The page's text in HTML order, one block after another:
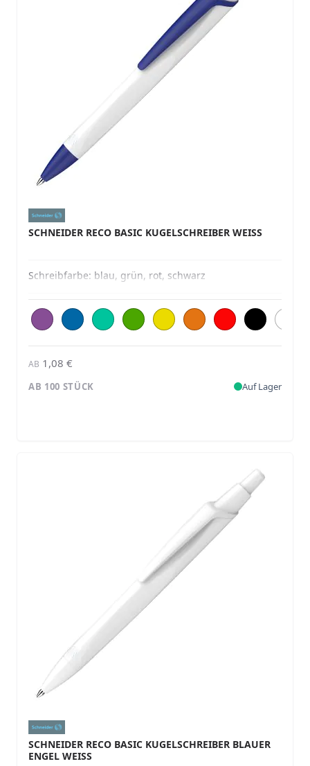
SCHNEIDER RECO BASIC KUGELSCHREIBER WEISS
Schreibfarbe: blau, grün, rot, schwarz
AB 1,08 €
AB 100 STÜCK Auf Lager
SCHNEIDER RECO BASIC KUGELSCHREIBER BLAUER
ENGEL WEISS